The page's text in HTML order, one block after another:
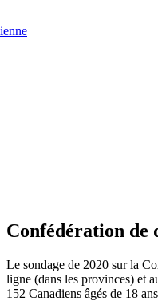
Confédération de
Le sondage de 2020 sur la
ligne (dans les provinces) et
152 Canadiens âgés de 18